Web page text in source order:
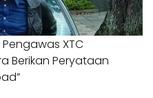
XTC
Berikan Peryataan